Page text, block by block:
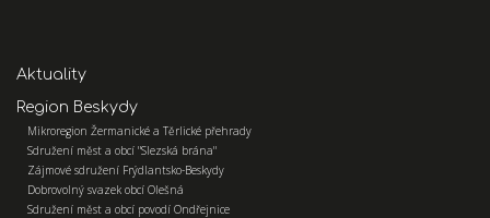
Aktuality
Region Beskydy
Mikroregion Žermanické a Těrlické přehrady
Sdružení měst a obcí "Slezská brána"
Zájmové sdružení Frýdlantsko-Beskydy
Dobrovolný svazek obcí Olešná
Sdružení měst a obcí povodí Ondřejnice